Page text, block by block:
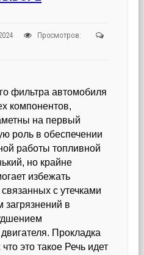
2024
Просмотров:
фильтра автомобиля
компонентов,
на первый
роль в обеспечении
работы топливной
но крайне
избежать
с утечками
загрязнений в
Прокладка
это такое Речь идет